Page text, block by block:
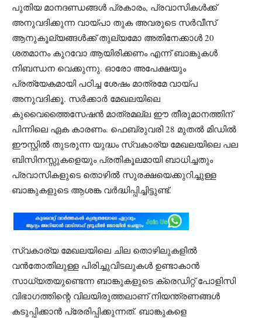
പുതിയ മാനദണ്ഡങ്ങൾ പ്രകാരം, പ്രവാസികൾക്ക്
അനുവദിക്കുന്ന വായ്പാ തുക അവരുടെ സർവീസ്
ആനുകൂല്യങ്ങൾക്ക് തുല്യമോ അതിനേക്കാൾ 20
ശതമാനം കുറവോ ആയിരിക്കണം എന്ന് ബാങ്കുകൾ
നിബന്ധന വെക്കുന്നു. ഓരോ അപേക്ഷയും
പ്രത്യേകമായി പഠിച്ച ശേഷം മാത്രമേ വായ്പ
അനുവദിക്കൂ. സർക്കാർ മേഖലയിലെ
കുവൈത്തൈസേഷൻ മാത്രമല്ല ഈ തീരുമാനത്തിന്
പിന്നിലെ ഏക കാരണം. ഫെബ്രുവരി 28 മുതൽ മിഡിൽ
ഈസ്റ്റിൽ തുടരുന്ന യുദ്ധം സ്വകാര്യ മേഖലയിലെ പല
ബിസിനസ്സുകളെയും പ്രതികൂലമായി ബാധിച്ചതും
പ്രവാസികളുടെ തൊഴിൽ സുരക്ഷയെക്കുറിച്ചുള്ള
ബാങ്കുകളുടെ ആശങ്ക വർദ്ധിപ്പിച്ചിട്ടുണ്ട്.
സ്വകാര്യ മേഖലയിലെ ചില തൊഴിലുകളിൽ
വൻതോതിലുള്ള പിരിച്ചുവിടലുകൾ ഉണ്ടാകാൻ
സാധ്യതയുണ്ടെന്ന ബാങ്കുകളുടെ ക്രെഡിറ്റ് പോളിസി
വിഭാഗത്തിന്റെ വിലയിരുത്തലാണ് നിയന്ത്രണങ്ങൾ
കടുപ്പിക്കാൻ പ്രേരിപ്പിക്കുന്നത്. ബാങ്കുകളെ